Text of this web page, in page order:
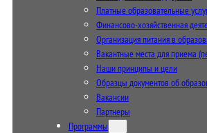
Платные образовательные
Финансово-хозяйственная
Организация питания в
Вакантные места для приема
Наши принципы и цели
Образцы документов об
Вакансии
Партнеры
Программы